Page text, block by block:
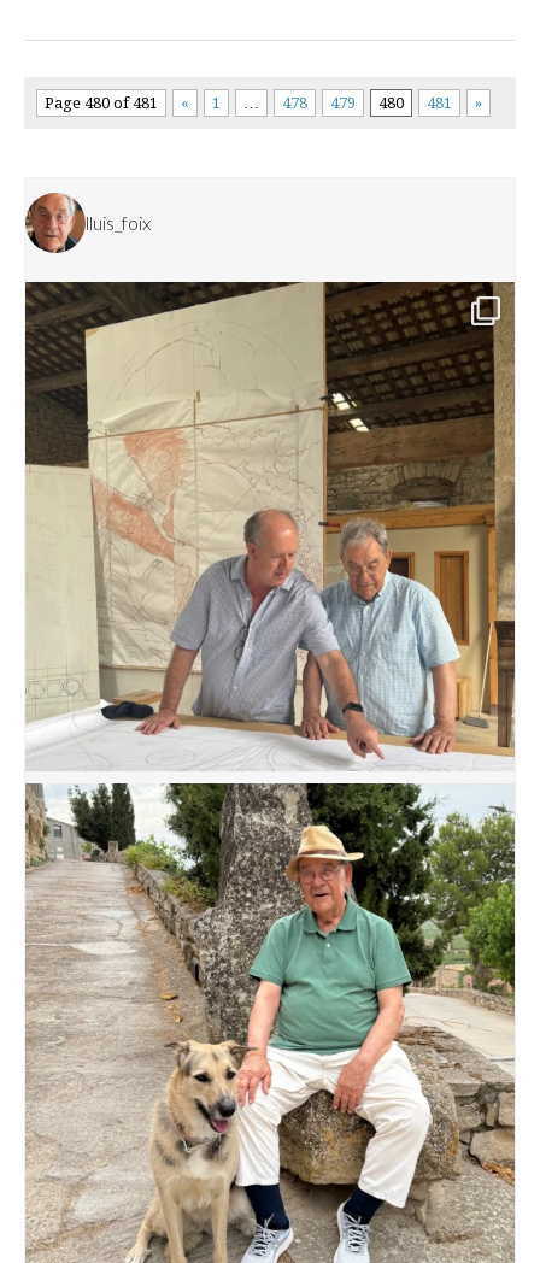
Page 480 of 481 « 1 478 479 480 481 »
lluis_foix